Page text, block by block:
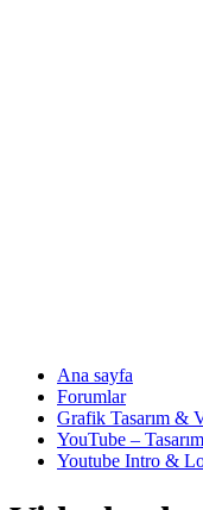
Ana sayfa
Forumlar
Grafik Tasarım &
YouTube – Tasarım
Youtube Intro &